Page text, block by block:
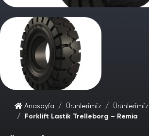
Anasayfa Ürünlerimiz Ürünlerimiz
Forklift Lastik Trelleborg – Remia